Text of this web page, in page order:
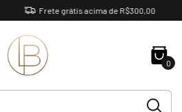
Frete grátis acima de R$300,00
0